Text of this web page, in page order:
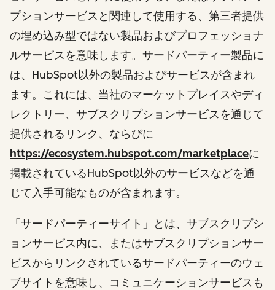
プションサービスと関連して使用する、第三者提供
の埋め込み型ではない製品およびプロフェッショナ
ルサービスを意味します。サードパーティー製品に
は、HubSpot以外の製品およびサービスが含まれ
ます。これには、当社のマーケットプレイスやディ
レクトリー、サブスクリプションサービスを通じて
提供されるリンク、ならびに
https://ecosystem.hubspot.com/marketplaceに
掲載されているHubSpot以外のサービスなどを通
じて入手可能なものが含まれます。
「サードパーティーサイト」とは、サブスクリプシ
ョンサービス内に、またはサブスクリプションサー
ビスからリンクされているサードパーティーのウェ
ブサイトを意味し、コミュニケーションサービスも